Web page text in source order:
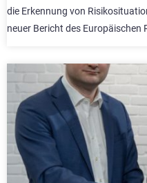
die Erkennung von
neuer Bericht des Europäischen